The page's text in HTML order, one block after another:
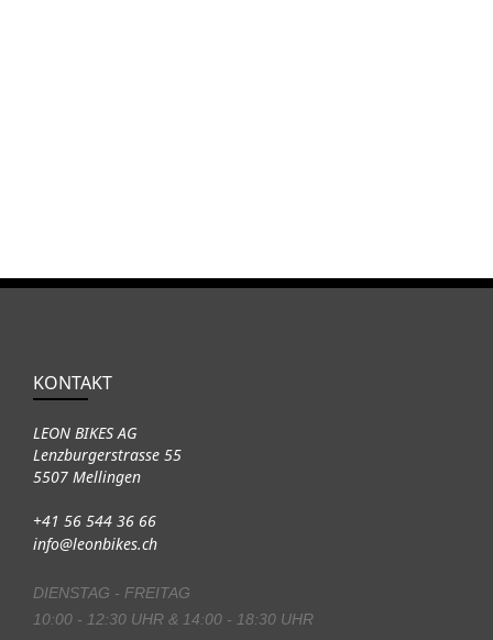
KONTAKT
LEON BIKES AG
Lenzburgerstrasse 55
5507 Mellingen
+41 56 544 36 66
info@leonbikes.ch
DIENSTAG - FREITAG
10:00 - 12:30 UHR & 14:00 - 18:30 UHR